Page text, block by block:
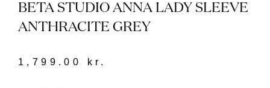
BETA STUDIO ANNA LADY SLEEVE
ANTHRACITE GREY
1,799.00 kr.